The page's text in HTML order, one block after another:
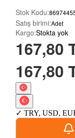
Stok Kodu:
Satış birimi:Adet
Kargo:Stokta yok
167,80
167,80
✓ TRY, USD,